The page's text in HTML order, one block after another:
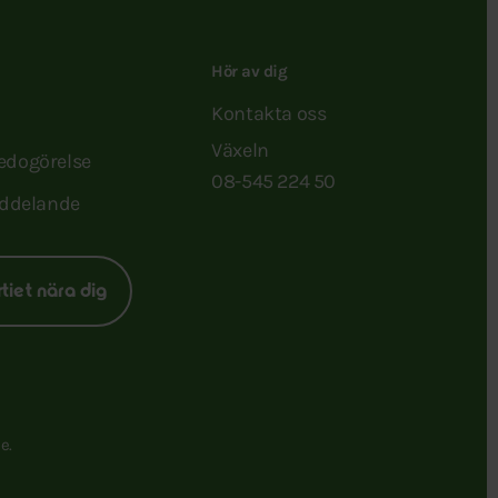
nära dig
Hör av dig
Kontakta oss
Växeln
08-545 224 50